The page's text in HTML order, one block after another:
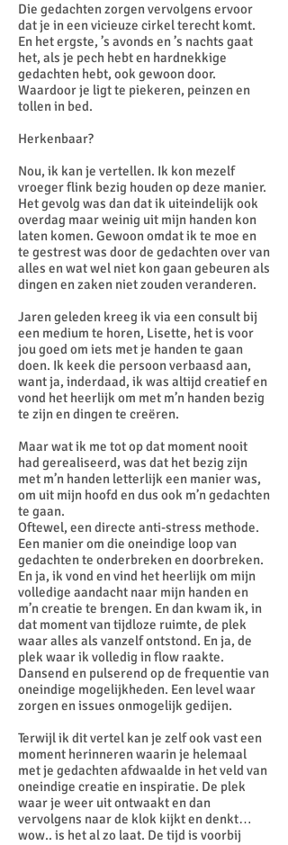
Die gedachten zorgen vervolgens ervoor
dat je in een vicieuze cirkel terecht komt.
En het ergste, ’s avonds en ’s nachts gaat
het, als je pech hebt en hardnekkige
gedachten hebt, ook gewoon door.
Waardoor je ligt te piekeren, peinzen en
tollen in bed.
Herkenbaar?
Nou, ik kan je vertellen. Ik kon mezelf
vroeger flink bezig houden op deze manier.
Het gevolg was dan dat ik uiteindelijk ook
overdag maar weinig uit mijn handen kon
laten komen. Gewoon omdat ik te moe en
te gestrest was door de gedachten over van
alles en wat wel niet kon gaan gebeuren als
dingen en zaken niet zouden veranderen.
Jaren geleden kreeg ik via een consult bij
een medium te horen, Lisette, het is voor
jou goed om iets met je handen te gaan
doen. Ik keek die persoon verbaasd aan,
want ja, inderdaad, ik was altijd creatief en
vond het heerlijk om met m’n handen bezig
te zijn en dingen te creëren.
Maar wat ik me tot op dat moment nooit
had gerealiseerd, was dat het bezig zijn
met m’n handen letterlijk een manier was,
om uit mijn hoofd en dus ook m’n gedachten
te gaan.
Oftewel, een directe anti-stress methode.
Een manier om die oneindige loop van
gedachten te onderbreken en doorbreken.
En ja, ik vond en vind het heerlijk om mijn
volledige aandacht naar mijn handen en
m’n creatie te brengen. En dan kwam ik, in
dat moment van tijdloze ruimte, de plek
waar alles als vanzelf ontstond. En ja, de
plek waar ik volledig in flow raakte.
Dansend en pulserend op de frequentie van
oneindige mogelijkheden. Een level waar
zorgen en issues onmogelijk gedijen.
Terwijl ik dit vertel kan je zelf ook vast een
moment herinneren waarin je helemaal
met je gedachten afdwaalde in het veld van
oneindige creatie en inspiratie. De plek
waar je weer uit ontwaakt en dan
vervolgens naar de klok kijkt en denkt…
wow.. is het al zo laat. De tijd is voorbij